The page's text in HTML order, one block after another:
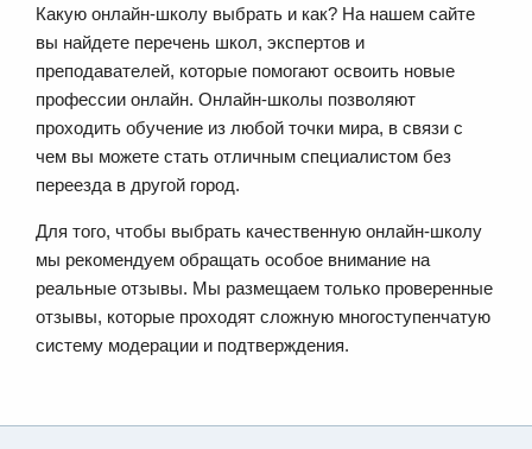
Какую онлайн-школу выбрать и как? На нашем сайте
вы найдете перечень школ, экспертов и
преподавателей, которые помогают освоить новые
профессии онлайн. Онлайн-школы позволяют
проходить обучение из любой точки мира, в связи с
чем вы можете стать отличным специалистом без
переезда в другой город.
Для того, чтобы выбрать качественную онлайн-школу
мы рекомендуем обращать особое внимание на
реальные отзывы. Мы размещаем только проверенные
отзывы, которые проходят сложную многоступенчатую
систему модерации и подтверждения.